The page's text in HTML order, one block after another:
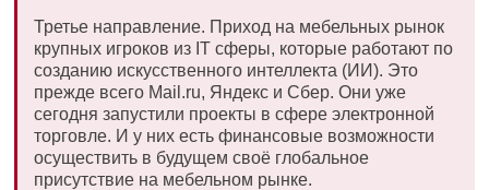
Третье направление. Приход на мебельных рынок
крупных игроков из IT сферы, которые работают по
созданию искусственного интеллекта (ИИ). Это
прежде всего Mail.ru, Яндекс и Сбер. Они уже
сегодня запустили проекты в сфере электронной
торговле. И у них есть финансовые возможности
осуществить в будущем своё глобальное
присутствие на мебельном рынке.